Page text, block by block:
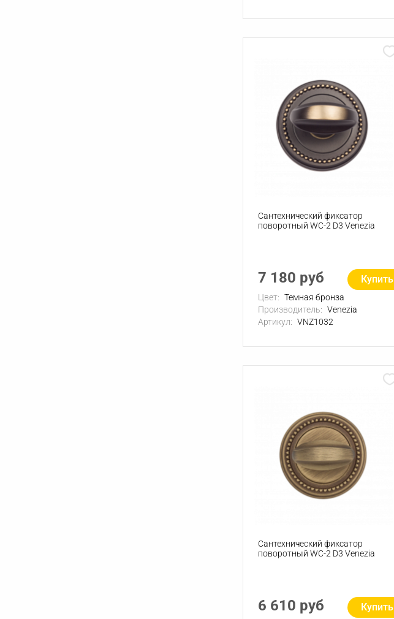
Сантехнический фиксатор
поворотный WC-2 D3 Venezia
7 180 руб Купить
Цвет: Темная бронза
Производитель: Venezia
Артикул: VNZ1032
Сантехнический фиксатор
поворотный WC-2 D3 Venezia
6 610 руб Купить